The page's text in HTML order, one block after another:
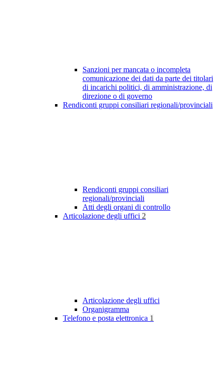
Sanzioni per mancata o incompleta
comunicazione dei dati da parte dei titolari
di incarichi politici, di amministrazione, di
direzione o di governo
Rendiconti gruppi consiliari regionali/provinciali
Rendiconti gruppi consiliari
regionali/provinciali
Atti degli organi di controllo
Articolazione degli uffici 2
Articolazione degli uffici
Organigramma
Telefono e posta elettronica 1